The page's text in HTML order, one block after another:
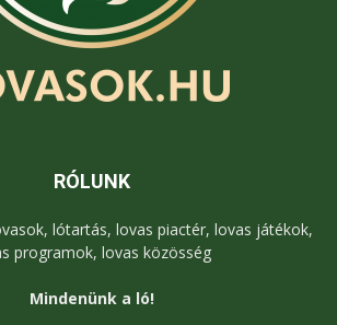
RÓLUNK
lótartás, lovas piactér, lovas játékok,
programok, lovas közösség
Mindenünk a ló!